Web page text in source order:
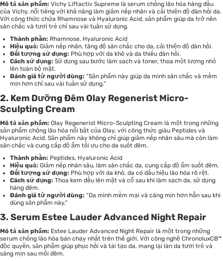
Mô tả sản phẩm: Vichy Liftactiv Supreme là serum chống lão hóa hàng đầu
của Vichy, nổi tiếng với khả năng làm giảm nếp nhăn và cải thiện độ đàn hồi da.
Với công thức chứa Rhamnose và Hyaluronic Acid, sản phẩm giúp da trở nên
săn chắc và tươi trẻ chỉ sau vài tuần sử dụng.
Thành phần: Rhamnose, Hyaluronic Acid
Hiệu quả: Giảm nếp nhăn, tăng độ săn chắc cho da, cải thiện độ đàn hồi.
Đối tượng sử dụng: Phù hợp với da khô và da thiếu đàn hồi.
Cách sử dụng: Sử dụng sau bước làm sạch và toner, thoa một lượng nhỏ
lên toàn bộ mặt.
Đánh giá từ người dùng: “Sản phẩm này giúp da mình săn chắc và mềm
mịn hơn chỉ sau vài tuần sử dụng.”
2. Kem Dưỡng Đêm Olay Regenerist Micro-
Sculpting Cream
Mô tả sản phẩm: Olay Regenerist Micro-Sculpting Cream là một trong những
sản phẩm chống lão hóa nổi bật của Olay, với công thức giàu Peptides và
Hyaluronic Acid. Sản phẩm này không chỉ giúp giảm nếp nhăn sâu mà còn làm
săn chắc và cung cấp độ ẩm tối ưu cho da suốt đêm.
Thành phần: Peptides, Hyaluronic Acid
Hiệu quả: Giảm nếp nhăn sâu, làm săn chắc da, cung cấp độ ẩm suốt đêm.
Đối tượng sử dụng: Phù hợp với da khô, da có dấu hiệu lão hóa rõ rệt.
Cách sử dụng: Thoa kem đều lên mặt và cổ sau khi làm sạch da, sử dụng
hàng đêm.
Đánh giá từ người dùng: “Da mình mềm mại và căng mịn hơn hẳn sau khi
dùng sản phẩm này.”
3. Serum Estee Lauder Advanced Night Repair
Mô tả sản phẩm: Estee Lauder Advanced Night Repair là một trong những
serum chống lão hóa bán chạy nhất trên thế giới. Với công nghệ ChronoluxCB™
độc quyền, sản phẩm giúp phục hồi và tái tạo da, mang lại làn da tươi trẻ và
sáng mịn sau mỗi đêm.